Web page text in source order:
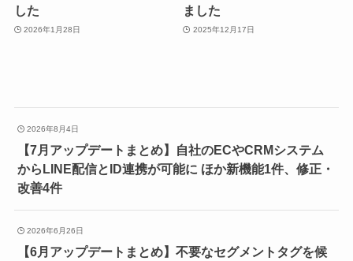
した
2026年1月28日
ました
2025年12月17日
2026年8月4日
【7月アップデートまとめ】自社のECやCRMシステム
からLINE配信とID連携が可能に ほか新機能1件、修正・
改善4件
2026年6月26日
【6月アップデートまとめ】不要なセグメントタグを候